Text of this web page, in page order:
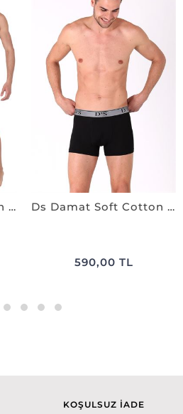
Ds Damat Soft Cotton 2'li Boxer SİYAH-GRİ Ds Damat Soft Cotton 2'li Boxer SİYAH
590,00 TL
KOŞULSUZ İADE